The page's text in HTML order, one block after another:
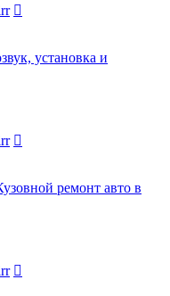
установка и
ремонт авто в